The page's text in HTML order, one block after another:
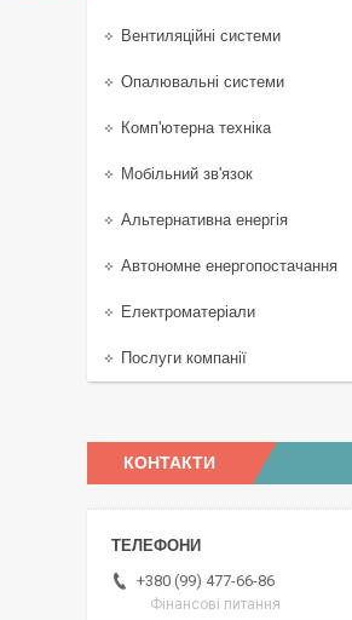
Вентиляційні системи
Опалювальні системи
Комп'ютерна техніка
Мобільний зв'язок
Альтернативна енергія
Автономне енергопостачання
Електроматеріали
Послуги компанії
КОНТАКТИ
+380 (99) 477-66-86
Фінансові питання